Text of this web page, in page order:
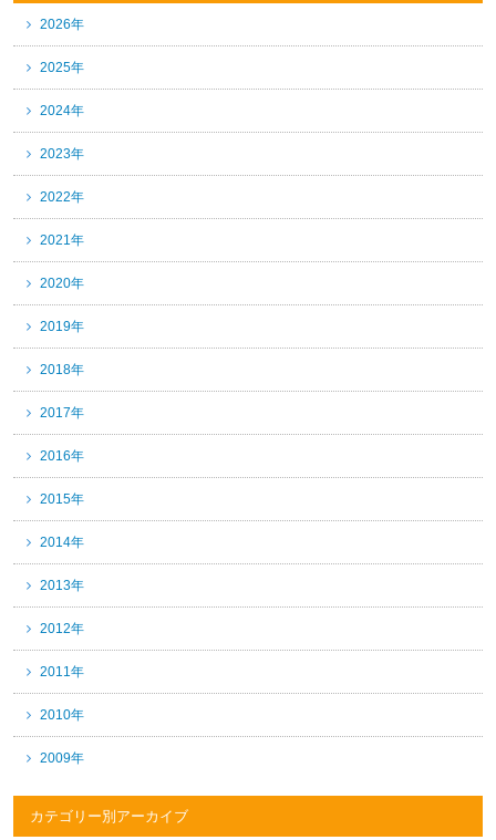
2026年
2025年
2024年
2023年
2022年
2021年
2020年
2019年
2018年
2017年
2016年
2015年
2014年
2013年
2012年
2011年
2010年
2009年
カテゴリー別アーカイブ